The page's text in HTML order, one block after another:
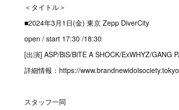
＜タイトル＞
■2024年3月1日(金) 東京 Zepp DiverCity
open / start 17:30 /18:30
[出演] ASP/BiS/BiTE A SHOCK/ExWHYZ/GANG
詳細情報：https://
スタッフ一同